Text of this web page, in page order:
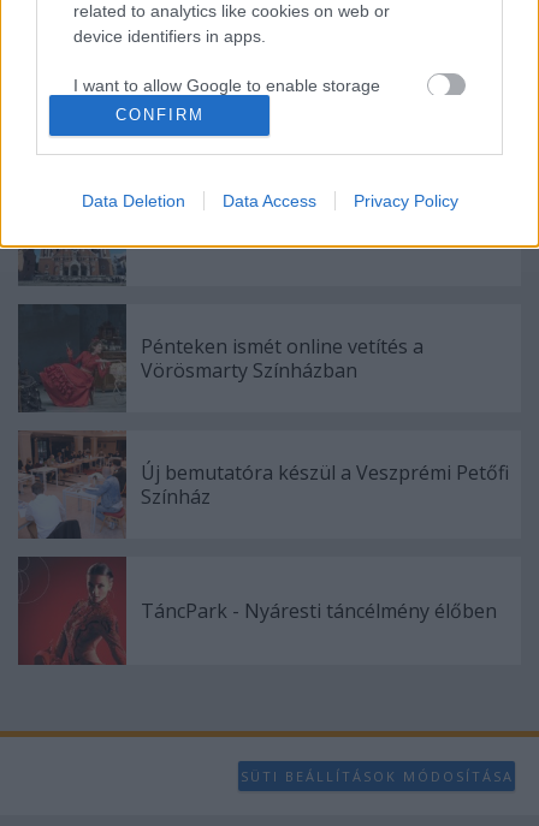
related to analytics like cookies on web or
device identifiers in apps.
I want to allow Google to enable storage
related to functionality of the website or app.
I want to allow Google to enable storage
related to security, including authentication
functionality and fraud prevention, and other
user protection.
CONFIRM
Data Deletion Data Access Privacy Policy
Ajánlott bejegyzések:
Nagy sikerrel zárult a Veszprémi Petőfi
Színház érzékenyítő fesztiválja
Pénteken ismét online vetítés a
Vörösmarty Színházban
Új bemutatóra készül a Veszprémi Petőfi
Színház
TáncPark - Nyáresti táncélmény élőben
SÜTI BEÁLLÍTÁSOK MÓDOSÍTÁSA